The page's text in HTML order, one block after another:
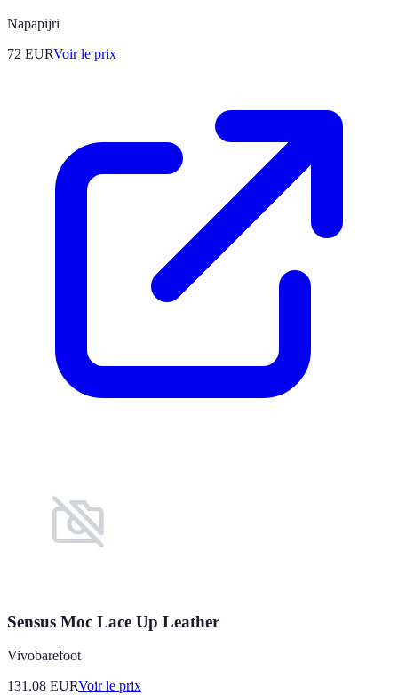
Napapijri
72 EURVoir le prix
Sensus Moc Lace Up Leather
Vivobarefoot
131.08 EURVoir le prix